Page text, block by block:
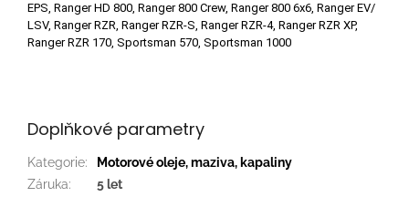
EPS, Ranger HD 800, Ranger 800 Crew, Ranger 800 6x6, Ranger EV/
LSV, Ranger RZR, Ranger RZR-S, Ranger RZR-4, Ranger RZR XP,
Ranger RZR 170, Sportsman 570, Sportsman 1000
Doplňkové parametry
Kategorie:
Motorové oleje, maziva, kapaliny
Záruka:
5 let